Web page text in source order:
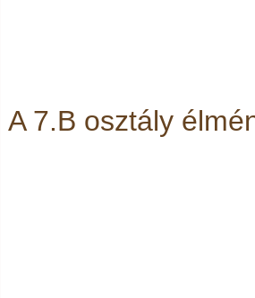
A 7.B osztály